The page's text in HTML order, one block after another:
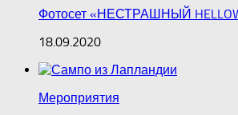
Фотосет «НЕСТРАШНЫЙ
18.09.2020
Мероприятия